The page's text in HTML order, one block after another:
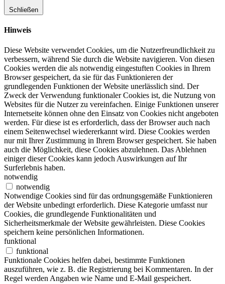
Schließen
Hinweis
Diese Website verwendet Cookies, um die Nutzerfreundlichkeit zu
verbessern, während Sie durch die Website navigieren. Von diesen
Cookies werden die als notwendig eingestuften Cookies in Ihrem
Browser gespeichert, da sie für das Funktionieren der
grundlegenden Funktionen der Website unerlässlich sind. Der
Zweck der Verwendung funktionaler Cookies ist, die Nutzung von
Websites für die Nutzer zu vereinfachen. Einige Funktionen unserer
Internetseite können ohne den Einsatz von Cookies nicht angeboten
werden. Für diese ist es erforderlich, dass der Browser auch nach
einem Seitenwechsel wiedererkannt wird. Diese Cookies werden
nur mit Ihrer Zustimmung in Ihrem Browser gespeichert. Sie haben
auch die Möglichkeit, diese Cookies abzulehnen. Das Ablehnen
einiger dieser Cookies kann jedoch Auswirkungen auf Ihr
Surferlebnis haben.
notwendig
notwendig
Notwendige Cookies sind für das ordnungsgemäße Funktionieren
der Website unbedingt erforderlich. Diese Kategorie umfasst nur
Cookies, die grundlegende Funktionalitäten und
Sicherheitsmerkmale der Website gewährleisten. Diese Cookies
speichern keine persönlichen Informationen.
funktional
funktional
Funktionale Cookies helfen dabei, bestimmte Funktionen
auszuführen, wie z. B. die Registrierung bei Kommentaren. In der
Regel werden Angaben wie Name und E-Mail gespeichert.